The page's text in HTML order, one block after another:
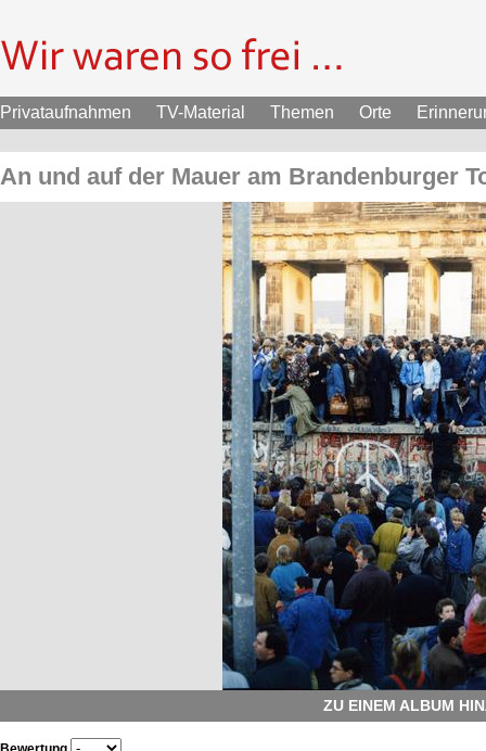
Privataufnahmen TV-Material Themen Orte
An und auf der Mauer am Brandenburger
ZU EINEM ALBUM